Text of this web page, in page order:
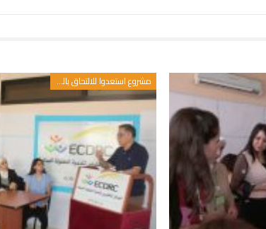
مشروع استعدوا للالتحاق بالمدرسة